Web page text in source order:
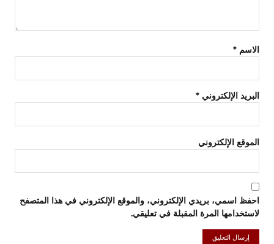
الاسم *
البريد الإلكتروني *
الموقع الإلكتروني
احفظ اسمي، بريدي الإلكتروني، والموقع الإلكتروني في هذا المتصفح
لاستخدامها المرة المقبلة في تعليقي.